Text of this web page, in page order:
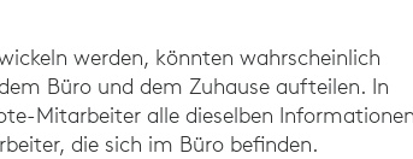
werden, könnten wahrscheinlich
Büro und dem Zuhause aufteilen. In
Mitarbeiter alle dieselben Informationen
die sich im Büro befinden.